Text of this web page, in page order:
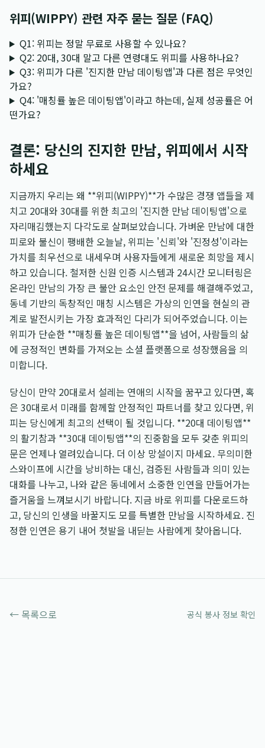
위피(WIPPY) 관련 자주 묻는 질문 (FAQ)
Q1: 위피는 정말 무료로 사용할 수 있나요?
Q2: 20대, 30대 말고 다른 연령대도 위피를 사용하나요?
Q3: 위피가 다른 '진지한 만남 데이팅앱'과 다른 점은 무엇인
가요?
Q4: '매칭률 높은 데이팅앱'이라고 하는데, 실제 성공률은 어
떤가요?
결론: 당신의 진지한 만남, 위피에서 시작
하세요
지금까지 우리는 왜 **위피(WIPPY)**가 수많은 경쟁 앱들을 제
치고 20대와 30대를 위한 최고의 '진지한 만남 데이팅앱'으로
자리매김했는지 다각도로 살펴보았습니다. 가벼운 만남에 대한
피로와 불신이 팽배한 오늘날, 위피는 '신뢰'와 '진정성'이라는
가치를 최우선으로 내세우며 사용자들에게 새로운 희망을 제시
하고 있습니다. 철저한 신원 인증 시스템과 24시간 모니터링은
온라인 만남의 가장 큰 불안 요소인 안전 문제를 해결해주었고,
동네 기반의 독창적인 매칭 시스템은 가상의 인연을 현실의 관
계로 발전시키는 가장 효과적인 다리가 되어주었습니다. 이는
위피가 단순한 **매칭률 높은 데이팅앱**을 넘어, 사람들의 삶
에 긍정적인 변화를 가져오는 소셜 플랫폼으로 성장했음을 의
미합니다.
당신이 만약 20대로서 설레는 연애의 시작을 꿈꾸고 있다면, 혹
은 30대로서 미래를 함께할 안정적인 파트너를 찾고 있다면, 위
피는 당신에게 최고의 선택이 될 것입니다. **20대 데이팅앱**
의 활기참과 **30대 데이팅앱**의 진중함을 모두 갖춘 위피의
문은 언제나 열려있습니다. 더 이상 망설이지 마세요. 무의미한
스와이프에 시간을 낭비하는 대신, 검증된 사람들과 의미 있는
대화를 나누고, 나와 같은 동네에서 소중한 인연을 만들어가는
즐거움을 느껴보시기 바랍니다. 지금 바로 위피를 다운로드하
고, 당신의 인생을 바꿀지도 모를 특별한 만남을 시작하세요. 진
정한 인연은 용기 내어 첫발을 내딛는 사람에게 찾아옵니다.
← 목록으로 공식 봉사 정보 확인